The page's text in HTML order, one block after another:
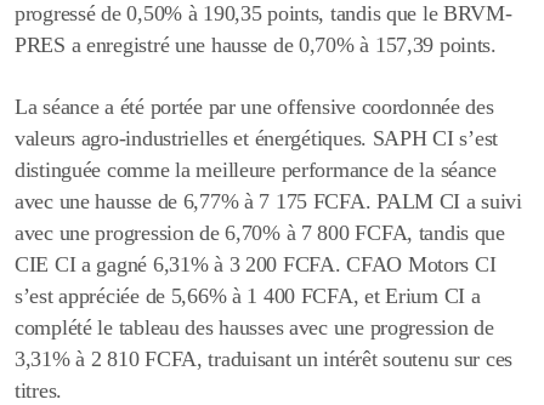
progressé de 0,50% à 190,35 points, tandis que le BRVM-
PRES a enregistré une hausse de 0,70% à 157,39 points.
La séance a été portée par une offensive coordonnée des
valeurs agro-industrielles et énergétiques. SAPH CI s’est
distinguée comme la meilleure performance de la séance
avec une hausse de 6,77% à 7 175 FCFA. PALM CI a suivi
avec une progression de 6,70% à 7 800 FCFA, tandis que
CIE CI a gagné 6,31% à 3 200 FCFA. CFAO Motors CI
s’est appréciée de 5,66% à 1 400 FCFA, et Erium CI a
complété le tableau des hausses avec une progression de
3,31% à 2 810 FCFA, traduisant un intérêt soutenu sur ces
titres.